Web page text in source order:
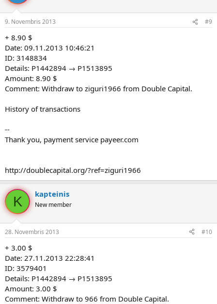
9. Novembris 2013 #9
+ 8.90 $
Date: 09.11.2013 10:46:21
ID: 3148834
Details: P1442894 → P1513895
Amount: 8.90 $
Comment: Withdraw to ziguri1966 from Double Capital.
History of transactions
--
Thank you, payment service payeer.com
http://doublecapital.org/?ref=ziguri1966
K kapteinis
New member
28. Novembris 2013 #10
+ 3.00 $
Date: 27.11.2013 22:28:41
ID: 3579401
Details: P1442894 → P1513895
Amount: 3.00 $
Comment: Withdraw to 966 from Double Capital.